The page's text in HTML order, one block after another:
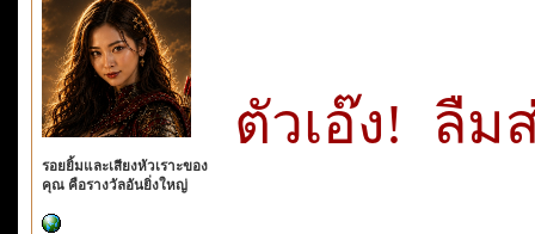
รอยยิ้มและเสียงหัวเราะของ
คุณ คือรางวัลอันยิ่งใหญ่
ตัวเอ๊ง! ลืม